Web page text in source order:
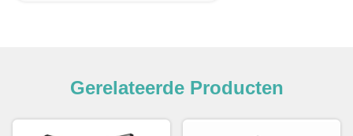
Gerelateerde Producten